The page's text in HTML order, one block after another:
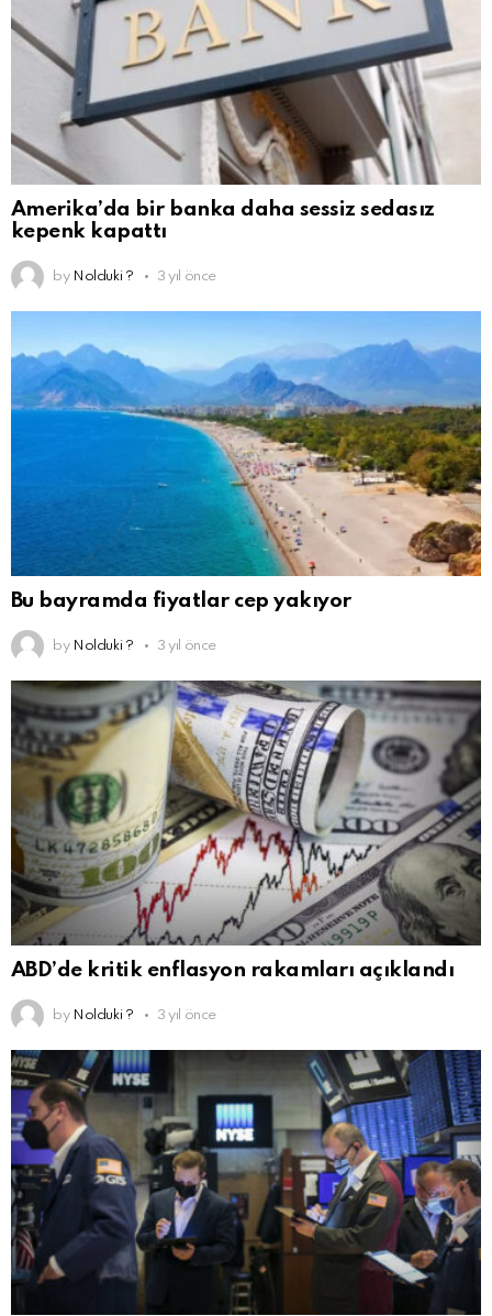
Amerika’da bir banka daha sessiz sedasız
kepenk kapattı
by Nolduki ? 3 yıl önce
Bu bayramda fiyatlar cep yakıyor
by Nolduki ? 3 yıl önce
ABD’de kritik enflasyon rakamları açıklandı
by Nolduki ? 3 yıl önce